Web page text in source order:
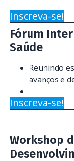
Inscreva-se!
Fórum
Saúde
Reunindo
avanços e
Inscreva-se!
Workshop